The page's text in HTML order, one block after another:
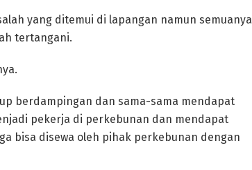
yang ditemui di lapangan namun semuanya
tertangani.
berdampingan dan sama-sama mendapat
pekerja di perkebunan dan mendapat
bisa disewa oleh pihak perkebunan dengan